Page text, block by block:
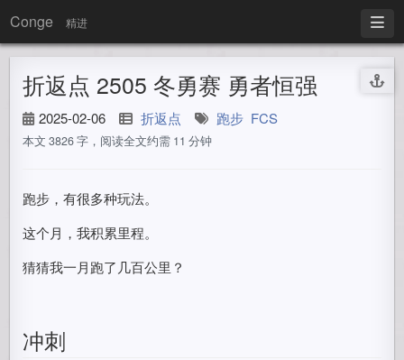
Conge 精进
折返点 2505 冬勇赛 勇者恒强
2025-02-06 折返点 跑步 FCS
本文 3826 字，阅读全文约需 11 分钟
跑步，有很多种玩法。
这个月，我积累里程。
猜猜我一月跑了几百公里？
冲刺